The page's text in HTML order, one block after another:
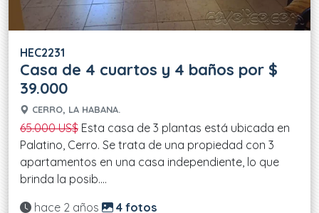
HEC2231
Casa de 4 cuartos y 4 baños por $
39.000
CERRO, LA HABANA.
65.000 US$ Esta casa de 3 plantas está ubicada en
Palatino, Cerro. Se trata de una propiedad con 3
apartamentos en una casa independiente, lo que
brinda la posib....
Actualizado:
hace 2 años 4 fotos